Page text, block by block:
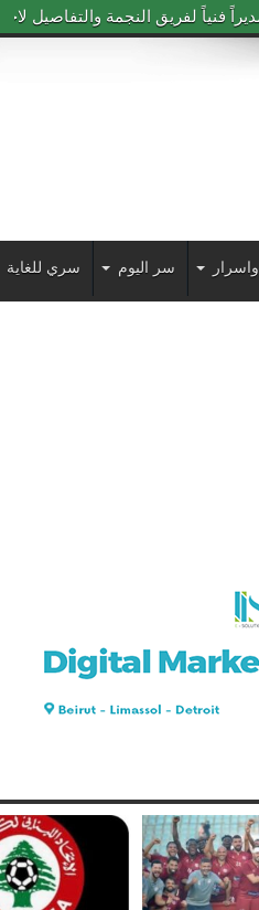
فنياً لفريق النجمة والتفاصيل لاحقاً
واسرار سر اليوم سري للغاية